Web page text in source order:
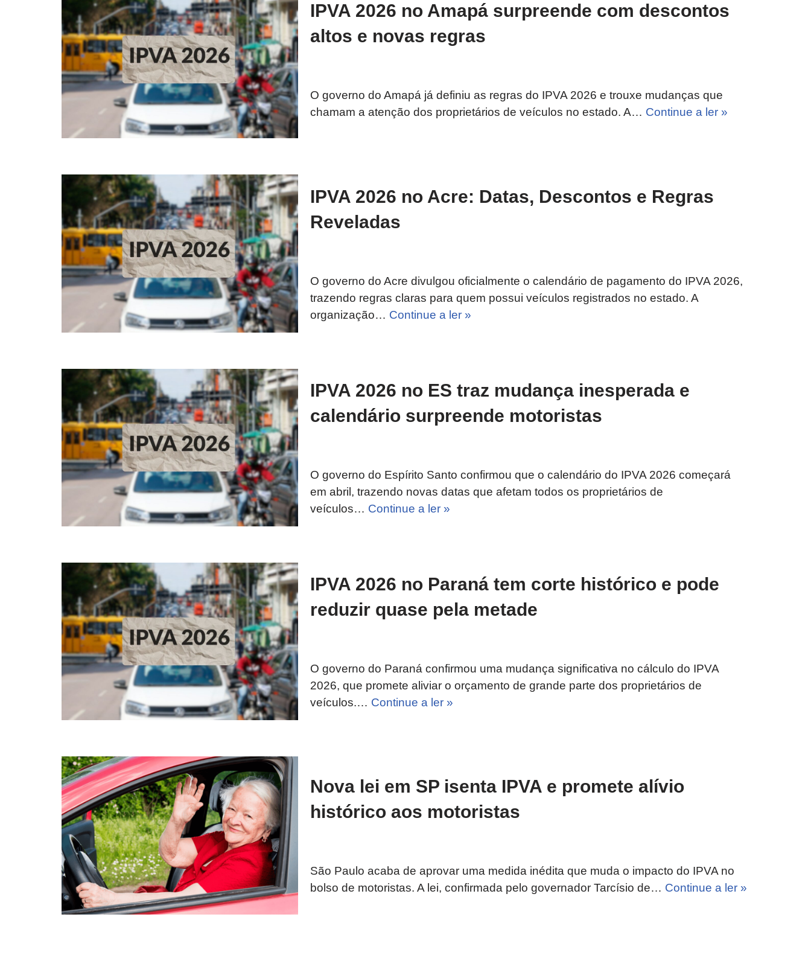
IPVA 2026 no Amapá surpreende com descontos
altos e novas regras
O governo do Amapá já definiu as regras do IPVA 2026 e trouxe mudanças que
chamam a atenção dos proprietários de veículos no estado. A… Continue a ler »
IPVA 2026 no Acre: Datas, Descontos e Regras
Reveladas
O governo do Acre divulgou oficialmente o calendário de pagamento do IPVA 2026,
trazendo regras claras para quem possui veículos registrados no estado. A
organização… Continue a ler »
IPVA 2026 no ES traz mudança inesperada e
calendário surpreende motoristas
O governo do Espírito Santo confirmou que o calendário do IPVA 2026 começará
em abril, trazendo novas datas que afetam todos os proprietários de
veículos… Continue a ler »
IPVA 2026 no Paraná tem corte histórico e pode
reduzir quase pela metade
O governo do Paraná confirmou uma mudança significativa no cálculo do IPVA
2026, que promete aliviar o orçamento de grande parte dos proprietários de
veículos.… Continue a ler »
Nova lei em SP isenta IPVA e promete alívio
histórico aos motoristas
São Paulo acaba de aprovar uma medida inédita que muda o impacto do IPVA no
bolso de motoristas. A lei, confirmada pelo governador Tarcísio de… Continue a ler »